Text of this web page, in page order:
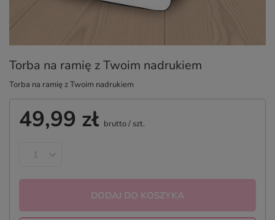
Torba na ramię z Twoim nadrukiem
Torba na ramię z Twoim nadrukiem
49,99 zł brutto/ szt.
DODAJ DO KOSZYKA